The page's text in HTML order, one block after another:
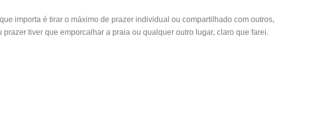
importa é tirar o máximo de prazer individual ou compartilhado com outros,
tiver que emporcalhar a praia ou qualquer outro lugar, claro que farei.